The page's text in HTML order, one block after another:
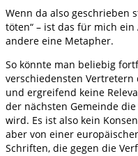
Wenn da also geschrieben
töten“ – ist das für mich
andere eine Metapher.
So könnte man beliebig
verschiedensten
und ergreifend keine
der nächsten Gemeinde
wird. Es ist also kein
aber von einer
Schriften, die gegen die